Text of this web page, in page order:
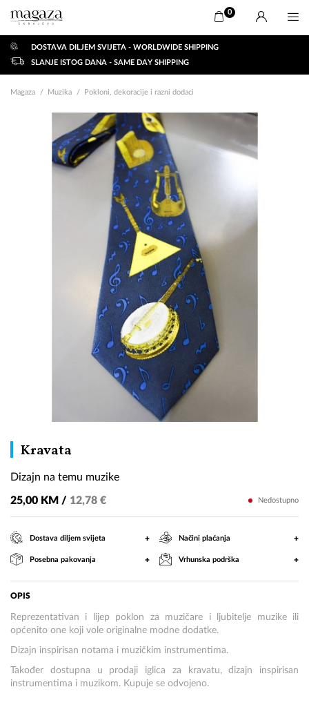
0
DOSTAVA DILJEM SVIJETA - WORLDWIDE SHIPPING
SLANJE ISTOG DANA - SAME DAY SHIPPING
Magaza Muzika Pokloni, dekoracije i razni dodaci
KravataDizajn
temu
muzike
Dizajn na temu muzike
25,00 KM / 12,78 € Nedostupno
Dostava diljem svijeta + Načini plaćanja +
Posebna pakovanja + Vrhunska podrška +
OPIS
Reprezentativan i lijep poklon za muzičare i ljubitelje muzike ili
općenito one koji vole originalne modne dodatke.
Dizajn inspirisan notama i muzičkim instrumentima.
Također dostupna u prodaji iglica za kravatu, dizajn inspirisan
instrumentima i muzikom. Kupuje se odvojeno.